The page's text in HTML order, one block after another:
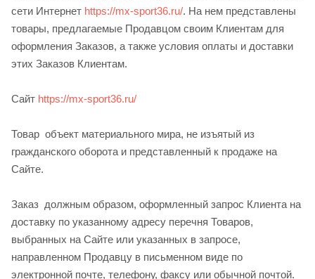
сети Интернет https://mx-sport36.ru/. На нем представлены
товары, предлагаемые Продавцом своим Клиентам для
оформления Заказов, а также условия оплаты и доставки
этих Заказов Клиентам.
Сайт ­ https://mx-sport36.ru/
Товар ­ объект материального мира, не изъятый из
гражданского оборота и представленный к продаже на
Сайте.
Заказ ­ должным образом, оформленный запрос Клиента на
доставку по указанному адресу перечня Товаров,
выбранных на Сайте или указанных в запросе,
направленном Продавцу в письменном виде по
электронной почте, телефону, факсу или обычной почтой.